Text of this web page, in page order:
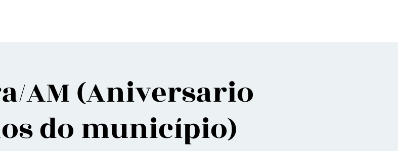
AM (Aniversario
do município)